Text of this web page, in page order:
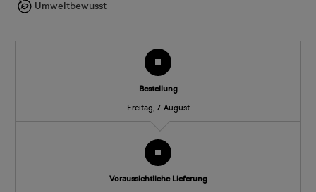
Umweltbewusst
Bestellung
Freitag, 7. August
Voraussichtliche Lieferung